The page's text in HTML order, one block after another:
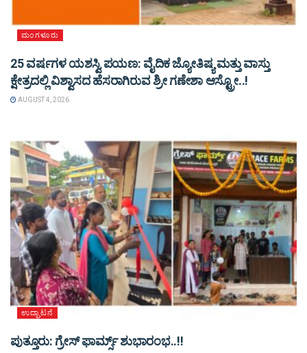
ಮಂಗಳೂರು
25 ವರ್ಷಗಳ ಯಶಸ್ವಿ ಪಯಣ: ವೈದಿಕ ಜ್ಯೋತಿಷ್ಯ ಮತ್ತು ವಾಸ್ತು
ಕ್ಷೇತ್ರದಲ್ಲಿ ವಿಶ್ವಾಸದ ಹೆಸರಾಗಿರುವ ಶ್ರೀ ಗಣೇಶಾ ಆಸ್ಟ್ರೋ..!
AUGUST 4, 2026
ಉದ್ಘಾಟನೆ
ಪುತ್ತೂರು: ಗ್ರೇಸ್ ಫಾರ್ಮ್ಸ್ ಶುಭಾರಂಭ..!!